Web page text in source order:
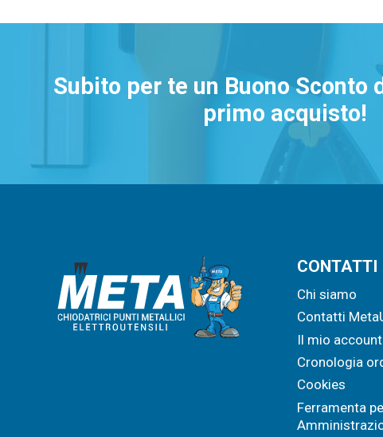
Subito per te un Buono Sconto
primo acquisto!
CONTATTI
Chi siamo
Contatti
Il mio account
Cronologia
Cookies
Ferramenta